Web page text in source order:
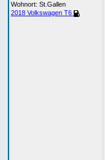
Wohnort: St.Gallen
2018 Volkswagen T6